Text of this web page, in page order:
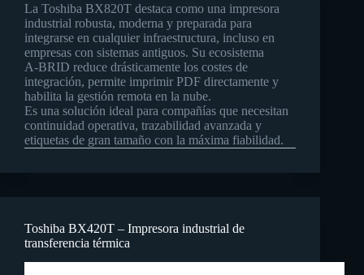
La Toshiba BX820T destaca como una impresora
industrial robusta, moderna y preparada para
integrarse en cualquier infraestructura, incluso en
empresas con sistemas antiguos. Su ecosistema
A‑BRID reduce drásticamente los costes de
integración, permite imprimir PDF directamente y
habilita la gestión remota en la nube.
Es una solución ideal para compañías que necesitan
continuidad operativa, trazabilidad avanzada y
etiquetas de gran tamaño con la máxima fiabilidad.
Toshiba BX420T – Impresora industrial de
transferencia térmica